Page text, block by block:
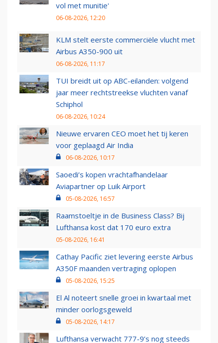
vol met munitie'
06-08-2026, 12:20
KLM stelt eerste commerciële vlucht met
Airbus A350-900 uit
06-08-2026, 11:17
TUI breidt uit op ABC-eilanden: volgend
jaar meer rechtstreekse vluchten vanaf
Schiphol
06-08-2026, 10:24
Nieuwe ervaren CEO moet het tij keren
voor geplaagd Air India
06-08-2026, 10:17
Saoedi’s kopen vrachtafhandelaar
Aviapartner op Luik Airport
05-08-2026, 16:57
Raamstoeltje in de Business Class? Bij
Lufthansa kost dat 170 euro extra
05-08-2026, 16:41
Cathay Pacific ziet levering eerste Airbus
A350F maanden vertraging oplopen
05-08-2026, 15:25
El Al noteert snelle groei in kwartaal met
minder oorlogsgeweld
05-08-2026, 14:17
Lufthansa verwacht 777-9’s nog steeds